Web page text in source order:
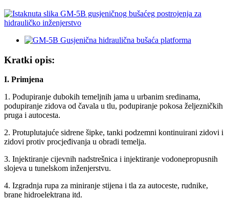
Kratki opis:
I. Primjena
1. Podupiranje dubokih temeljnih jama u urbanim sredinama,
podupiranje zidova od čavala u tlu, podupiranje pokosa željezničkih
pruga i autocesta.
2. Protuplutajuće sidrene šipke, tanki podzemni kontinuirani zidovi i
zidovi protiv procjeđivanja u obradi temelja.
3. Injektiranje cijevnih nadstrešnica i injektiranje vodonepropusnih
slojeva u tunelskom inženjerstvu.
4. Izgradnja rupa za miniranje stijena i tla za autoceste, rudnike,
brane hidroelektrana itd.